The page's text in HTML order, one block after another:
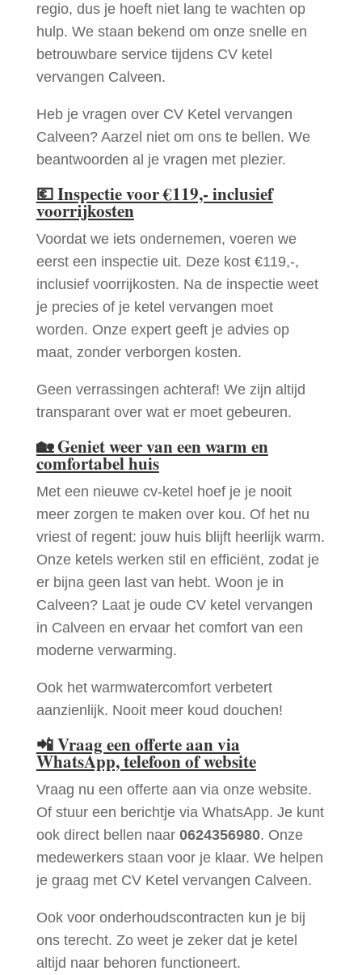
regio, dus je hoeft niet lang te wachten op
hulp. We staan bekend om onze snelle en
betrouwbare service tijdens CV ketel
vervangen Calveen.
Heb je vragen over CV Ketel vervangen
Calveen? Aarzel niet om ons te bellen. We
beantwoorden al je vragen met plezier.
💶Inspectie voor €119,- inclusief
voorrijkosten
Voordat we iets ondernemen, voeren we
eerst een inspectie uit. Deze kost €119,-,
inclusief voorrijkosten. Na de inspectie weet
je precies of je ketel vervangen moet
worden. Onze expert geeft je advies op
maat, zonder verborgen kosten.
Geen verrassingen achteraf! We zijn altijd
transparant over wat er moet gebeuren.
🏡Geniet weer van een warm en
comfortabel huis
Met een nieuwe cv-ketel hoef je je nooit
meer zorgen te maken over kou. Of het nu
vriest of regent: jouw huis blijft heerlijk warm.
Onze ketels werken stil en efficiënt, zodat je
er bijna geen last van hebt. Woon je in
Calveen? Laat je oude CV ketel vervangen
in Calveen en ervaar het comfort van een
moderne verwarming.
Ook het warmwatercomfort verbetert
aanzienlijk. Nooit meer koud douchen!
📲Vraag een offerte aan via
WhatsApp, telefoon of website
Vraag nu een offerte aan via onze website.
Of stuur een berichtje via WhatsApp. Je kunt
ook direct bellen naar 0624356980. Onze
medewerkers staan voor je klaar. We helpen
je graag met CV Ketel vervangen Calveen.
Ook voor onderhoudscontracten kun je bij
ons terecht. Zo weet je zeker dat je ketel
altijd naar behoren functioneert.